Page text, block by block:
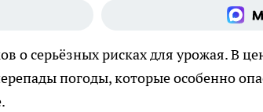
о серьёзных рисках для урожая. В
погоды, которые особенно